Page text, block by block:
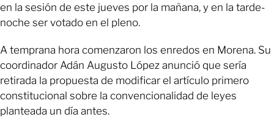
en la sesión de este jueves por la mañana, y en la tarde-
noche ser votado en el pleno.
A temprana hora comenzaron los enredos en Morena. Su
coordinador Adán Augusto López anunció que sería
retirada la propuesta de modificar el artículo primero
constitucional sobre la convencionalidad de leyes
planteada un día antes.